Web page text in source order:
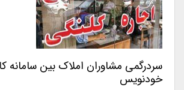
سردرگمی مشاوران املاک بین سامانه
خودنویس